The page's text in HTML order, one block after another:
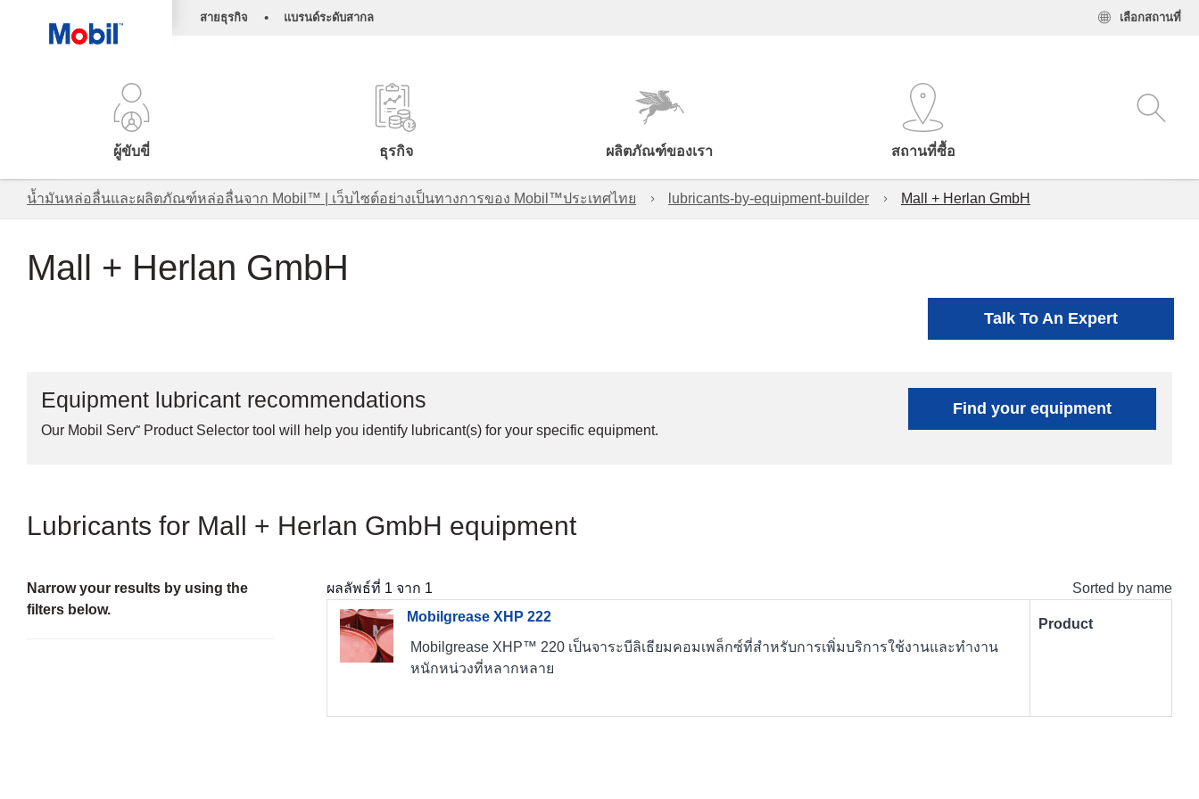
สายธุรกิจ • แบรนด์ระดับสากล เลือกสถานที่
ผู้ขับขี่ ธุรกิจ ผลิตภัณฑ์ของเรา สถานที่ซื้อ
น้ำมันหล่อลื่นและผลิตภัณฑ์หล่อลื่นจาก Mobil™ | เว็บไซต์อย่างเป็นทางการของ Mobil™ประเทศไทย lubricants-by-equipment-builder Mall + Herlan GmbH
Mall + Herlan GmbH
Talk To An Expert
Equipment lubricant recommendations
Our Mobil Serv℠ Product Selector tool will help you identify lubricant(s) for your specific equipment.
Find your equipment
Lubricants for Mall + Herlan GmbH equipment
Narrow your results by using the
filters below.
ผลลัพธ์ที่ 1 จาก 1
Sorted by name
Mobilgrease XHP 222
Mobilgrease XHP™ 220 เป็นจาระบีลิเธียมคอมเพล็กซ์ที่สำหรับการเพิ่มบริการใช้งานและทำงาน
หนักหน่วงที่หลากหลาย
Product